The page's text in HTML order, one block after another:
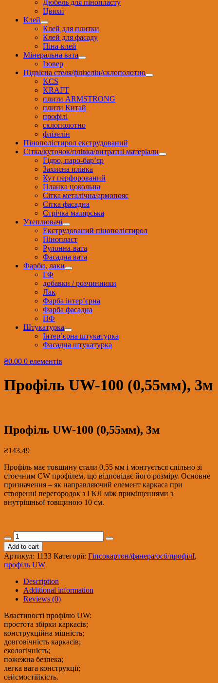
Дюбель для пінопласту
Цвяхи
Клей
Клей для плитки
Клей для фасаду
Піна-клей
Мінеральна вата
Ізовер
Підвісна стеля/флізелін/склополотно
KCS
KRAFT
плити ARMSTRONG
плити Китай
профілі
склополотно
флізелін
Пінополістирол екструдований
Сітка/куточок/плівка/витратні матеріали
Гідро, паро-бар’єр
Захисна плівка
Кут перфорований
Планка цокольна
Сітка металічна/армопояс
Сітка фасадна
Стрічка малярська
Утеплювачі
Екструдований пінополістирол
Пінопласт
Рулонна-вата
Фасадна вата
Фарби, лаки
ГФ
добавки / розчинники
Лак
Фарба інтер’єрна
Фарба фасадна
ПФ
Штукатурка
Інтер’єрна штукатурка
Фасадна штукатурка
₴0.00 0 елементів
Профіль UW-100 (0,55мм), 3м
Профіль UW-100 (0,55мм), 3м
₴143.49
Профіль має товщину стали 0,55 мм і монтується спільно зі
стоєчним CW профілем, що відповідає його розміру. Основне
призначення – як направляючий елемент каркаса при
створенні перегородок з ГКЛ між приміщеннями з
внутрішньої товщиною 10 см.
Профіль
UW-
100
(0,55мм),
3м
quantity
Add to cart
Артикул: 1133 Категорії: Гіпсокартон/фанера/осб/профілІ,
профіль UW
Description
Additional information
Reviews (0)
Властивості профілю UW:
простота збірки каркасів;
конструкційна міцність;
довговічність каркасів;
екологічність;
пожежна безпека;
легка вага конструкції;
сейсмостійкість.